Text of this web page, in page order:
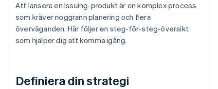
Att lansera en Issuing-produkt är en komplex process
som kräver noggrann planering och flera
överväganden. Här följer en steg-för-steg-översikt
som hjälper dig att komma igång.
Definiera din strategi